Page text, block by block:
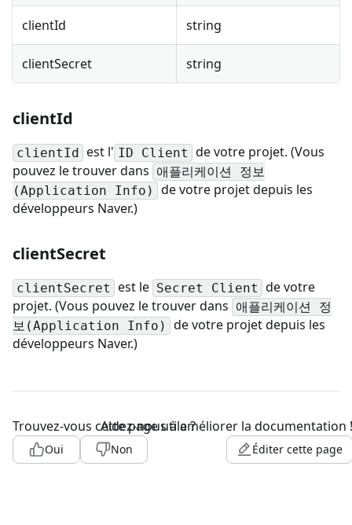
clientId string
clientSecret string
clientId
clientId est l' ID Client de votre projet. (Vous
pouvez le trouver dans 애플리케이션 정보
(Application Info)
de votre projet depuis les
développeurs Naver.)
clientSecret
clientSecret est le Secret Client de votre
projet. (Vous pouvez le trouver dans 애플리케이션 정
보(Application Info)
de votre projet depuis les
développeurs Naver.)
Trouvez-vous cette page utile ?
Oui Non
Aidez-nous à améliorer la documentation !
Éditer cette page